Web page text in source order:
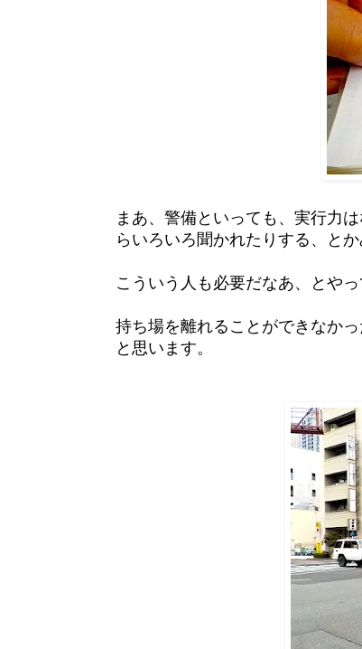
まあ、警備といっても、実行力
らいろいろ聞かれたりする、と
こういう人も必要だなあ、とやっ
持ち場を離れることができなか
と思います。